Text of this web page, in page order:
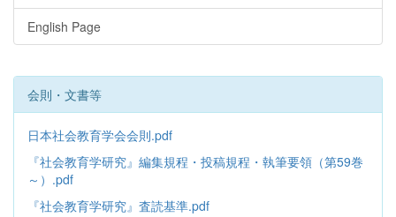
English Page
会則・文書等
日本社会教育学会会則.pdf
『社会教育学研究』編集規程・投稿規程・執筆要領（第59巻
～）.pdf
『社会教育学研究』査読基準.pdf